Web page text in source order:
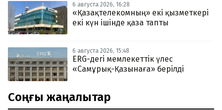
6 августа 2026, 16:28
«Қазақтелекомның» екі қызметкері
екі күн ішінде қаза тапты
6 августа 2026, 15:48
ERG-дегі мемлекеттік үлес
«Самұрық-Қазынаға» берілді
Соңғы жаңалықтар